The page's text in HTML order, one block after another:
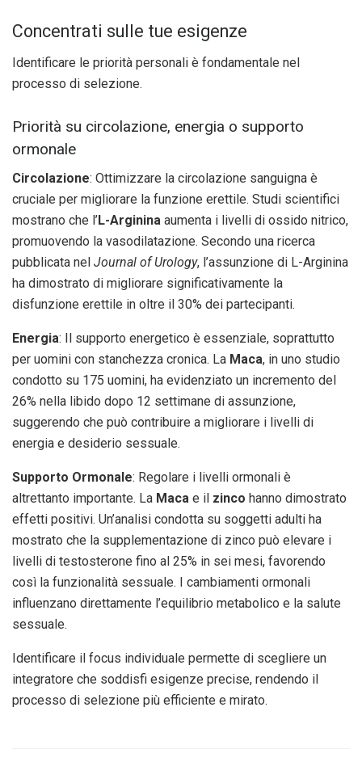
Concentrati sulle tue esigenze
Identificare le priorità personali è fondamentale nel
processo di selezione.
Priorità su circolazione, energia o supporto
ormonale
Circolazione: Ottimizzare la circolazione sanguigna è
cruciale per migliorare la funzione erettile. Studi scientifici
mostrano che l’L-Arginina aumenta i livelli di ossido nitrico,
promuovendo la vasodilatazione. Secondo una ricerca
pubblicata nel Journal of Urology, l’assunzione di L-Arginina
ha dimostrato di migliorare significativamente la
disfunzione erettile in oltre il 30% dei partecipanti.
Energia: Il supporto energetico è essenziale, soprattutto
per uomini con stanchezza cronica. La Maca, in uno studio
condotto su 175 uomini, ha evidenziato un incremento del
26% nella libido dopo 12 settimane di assunzione,
suggerendo che può contribuire a migliorare i livelli di
energia e desiderio sessuale.
Supporto Ormonale: Regolare i livelli ormonali è
altrettanto importante. La Maca e il zinco hanno dimostrato
effetti positivi. Un’analisi condotta su soggetti adulti ha
mostrato che la supplementazione di zinco può elevare i
livelli di testosterone fino al 25% in sei mesi, favorendo
così la funzionalità sessuale. I cambiamenti ormonali
influenzano direttamente l’equilibrio metabolico e la salute
sessuale.
Identificare il focus individuale permette di scegliere un
integratore che soddisfi esigenze precise, rendendo il
processo di selezione più efficiente e mirato.